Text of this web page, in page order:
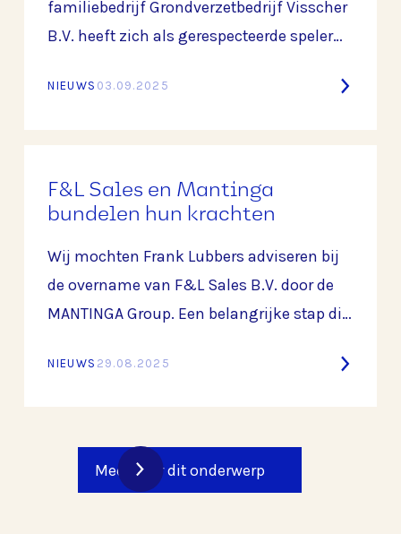
familiebedrijf Grondverzetbedrijf Visscher
B.V. heeft zich als gerespecteerde speler
en civiele techniek.
NIEUWS 03.09.2025
F&L Sales en Mantinga
bundelen hun krachten
Wij mochten Frank Lubbers adviseren bij
de overname van F&L Sales B.V. door de
MANTINGA Group. Een belangrijke stap die
beide partijen verder versterkt en een
NIEUWS 29.08.2025
Meer over dit onderwerp